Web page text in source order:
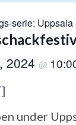
serie: Uppsala
2024 @
]
under